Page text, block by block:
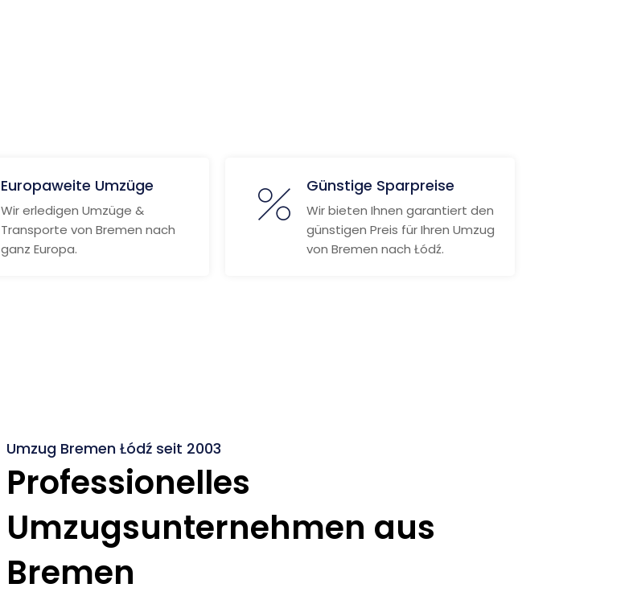
Europaweite Umzüge
Wir erledigen Umzüge &
Transporte von Bremen nach
ganz Europa.
Günstige Sparpreise
Wir bieten Ihnen garantiert den
günstigen Preis für Ihren Umzug
von Bremen nach Łódź.
Umzug Bremen Łódź seit 2003
Professionelles
Umzugsunternehmen aus
Bremen